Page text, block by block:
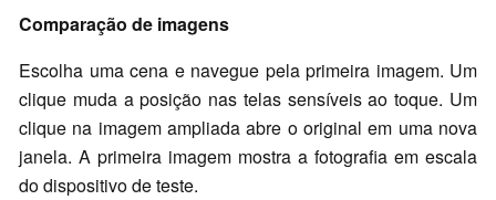
Comparação de imagens
Escolha uma cena e navegue pela primeira imagem. Um
clique muda a posição nas telas sensíveis ao toque. Um
clique na imagem ampliada abre o original em uma nova
janela. A primeira imagem mostra a fotografia em escala
do dispositivo de teste.